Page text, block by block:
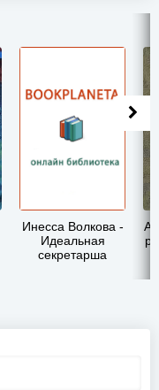
Инесса Волкова -
Идеальная
секретарша